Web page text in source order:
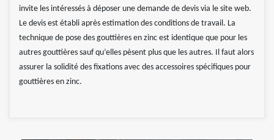
invite les intéressés à déposer une demande de devis via le site web.
Le devis est établi après estimation des conditions de travail. La
technique de pose des gouttières en zinc est identique que pour les
autres gouttières sauf qu’elles pèsent plus que les autres. Il faut alors
assurer la solidité des fixations avec des accessoires spécifiques pour
gouttières en zinc.